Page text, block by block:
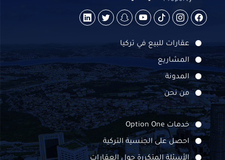
عقارات للبيع في تركيا
المشاريع
المدونة
من نحن
خدمات Option One
احصل على الجنسية التركية